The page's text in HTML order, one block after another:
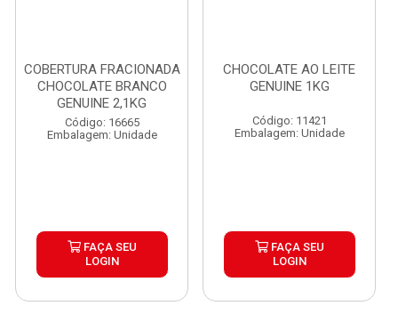
COBERTURA FRACIONADA
CHOCOLATE BRANCO
GENUINE 2,1KG
Código: 16665
Embalagem: Unidade
FAÇA SEU
LOGIN
CHOCOLATE AO LEITE
GENUINE 1KG
Código: 11421
Embalagem: Unidade
FAÇA SEU
LOGIN